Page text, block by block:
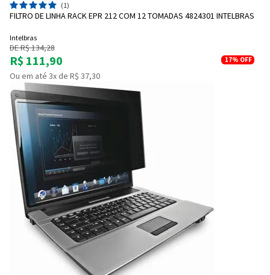
(1)
FILTRO DE LINHA RACK EPR 212 COM 12 TOMADAS 4824301 INTELBRAS
Intelbras
DE R$ 134,28
R$ 111,90 17% OFF
Ou em até 3x de R$ 37,30